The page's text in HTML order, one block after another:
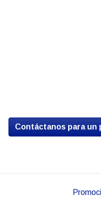
Contáctanos para un